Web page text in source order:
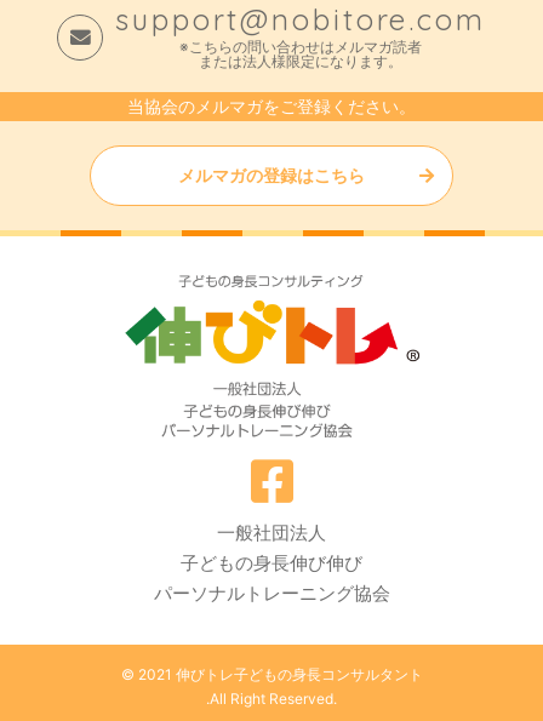
support@nobitore.com
※こちらの問い合わせはメルマガ読者
または法人様限定になります。
当協会のメルマガをご登録ください。
メルマガの登録はこちら
一般社団法人
子どもの身長伸び伸び
パーソナルトレーニング協会
© 2021 伸びトレ子どもの身長コンサルタント
.All Right Reserved.